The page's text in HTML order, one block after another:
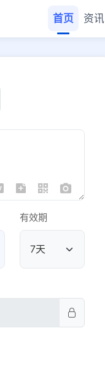
首页 资讯
公共域名
有效期